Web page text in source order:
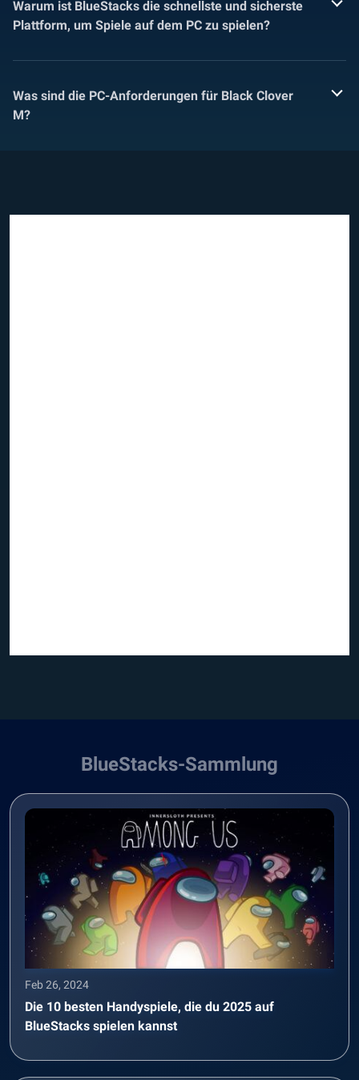
Warum ist BlueStacks die schnellste und sicherste
Plattform, um Spiele auf dem PC zu spielen?
Was sind die PC-Anforderungen für Black Clover
M?
BlueStacks-Sammlung
Feb 26, 2024
Die 10 besten Handyspiele, die du 2025 auf
BlueStacks spielen kannst